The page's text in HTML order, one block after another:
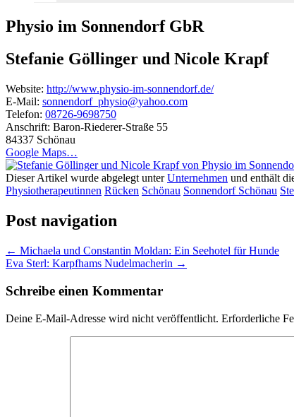
Physio im Sonnendorf GbR
Stefanie Göllinger und Nicole Krapf
Website: http://www.physio-im-sonnendorf.de/
E-Mail: sonnendorf_physio@yahoo.com
Telefon: 08726-9698750
Anschrift: Baron-Riederer-Straße 55
84337 Schönau
Google Maps…
Dieser Artikel wurde abgelegt unterUnternehmen und enthält
Physiotherapeutinnen Rücken Schönau Sonnendorf Schönau
Post navigation
← Michaela und Constantin Moldan: Ein Seehotel für Hunde
Eva Sterl: Karpfhams Nudelmacherin →
Schreibe einen Kommentar
Deine E-Mail-Adresse wird nicht veröffentlicht. Erforderliche